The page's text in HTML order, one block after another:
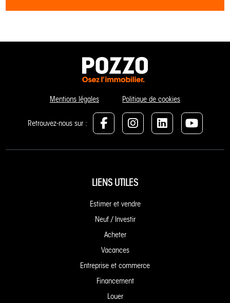
Mentions légales Politique de cookies
Retrouvez-nous sur :
LIENS UTILES
Estimer et vendre
Neuf / Investir
Acheter
Vacances
Entreprise et commerce
Financement
Louer